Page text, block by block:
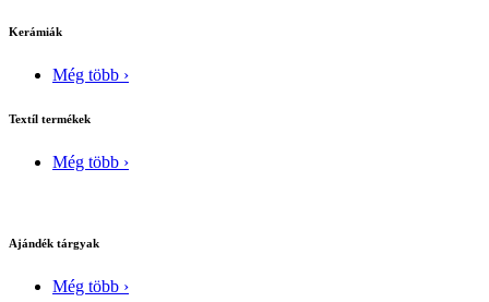
Kerámiák
Még több ›
Textíl termékek
Még több ›
Ajándék tárgyak
Még több ›